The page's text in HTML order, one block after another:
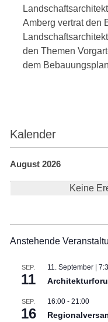
Amberg vertrat den
den Themen
dem
Kalender
August 2026
Keine
Anstehende
SEP.
11
11. September |
SEP.
16
16:00- 21:00